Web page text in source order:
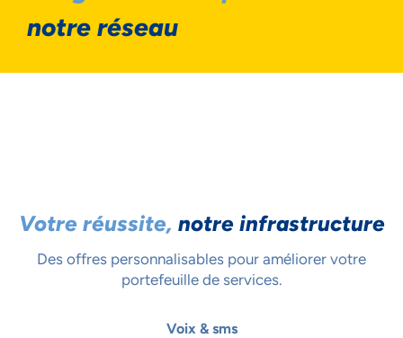
notre réseau
Votre réussite, notre infrastructure
Des offres personnalisables pour améliorer votre
portefeuille de services.
Voix & sms